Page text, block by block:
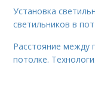
Установка
светильников в
Расстояние между
потолке.